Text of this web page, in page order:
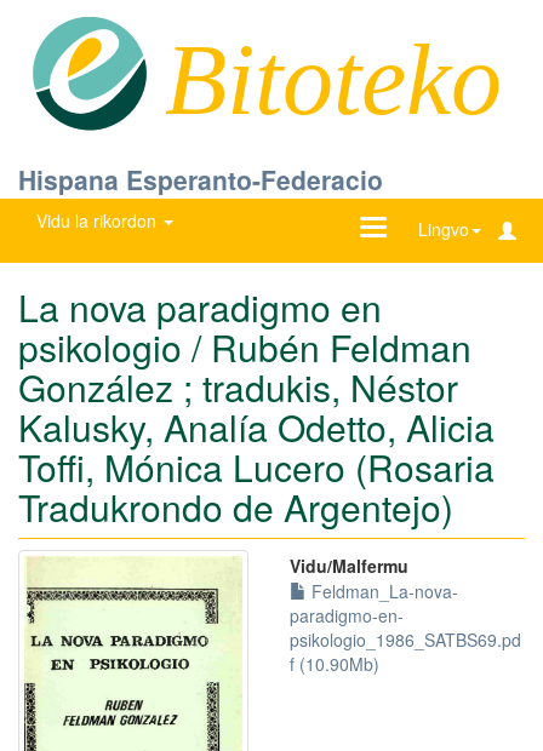
Bitoteko
Hispana Esperanto-Federacio
Vidu la rikordon Lingvo
Ŝanĝu
La nova paradigmo en
psikologio / Rubén Feldman
González ; tradukis, Néstor
Kalusky, Analía Odetto, Alicia
Toffi, Mónica Lucero (Rosaria
Tradukrondo de Argentejo)
Vidu/Malfermu
Feldman_La-nova-
paradigmo-en-
psikologio_1986_SATBS69.pd
f (10.90Mb)